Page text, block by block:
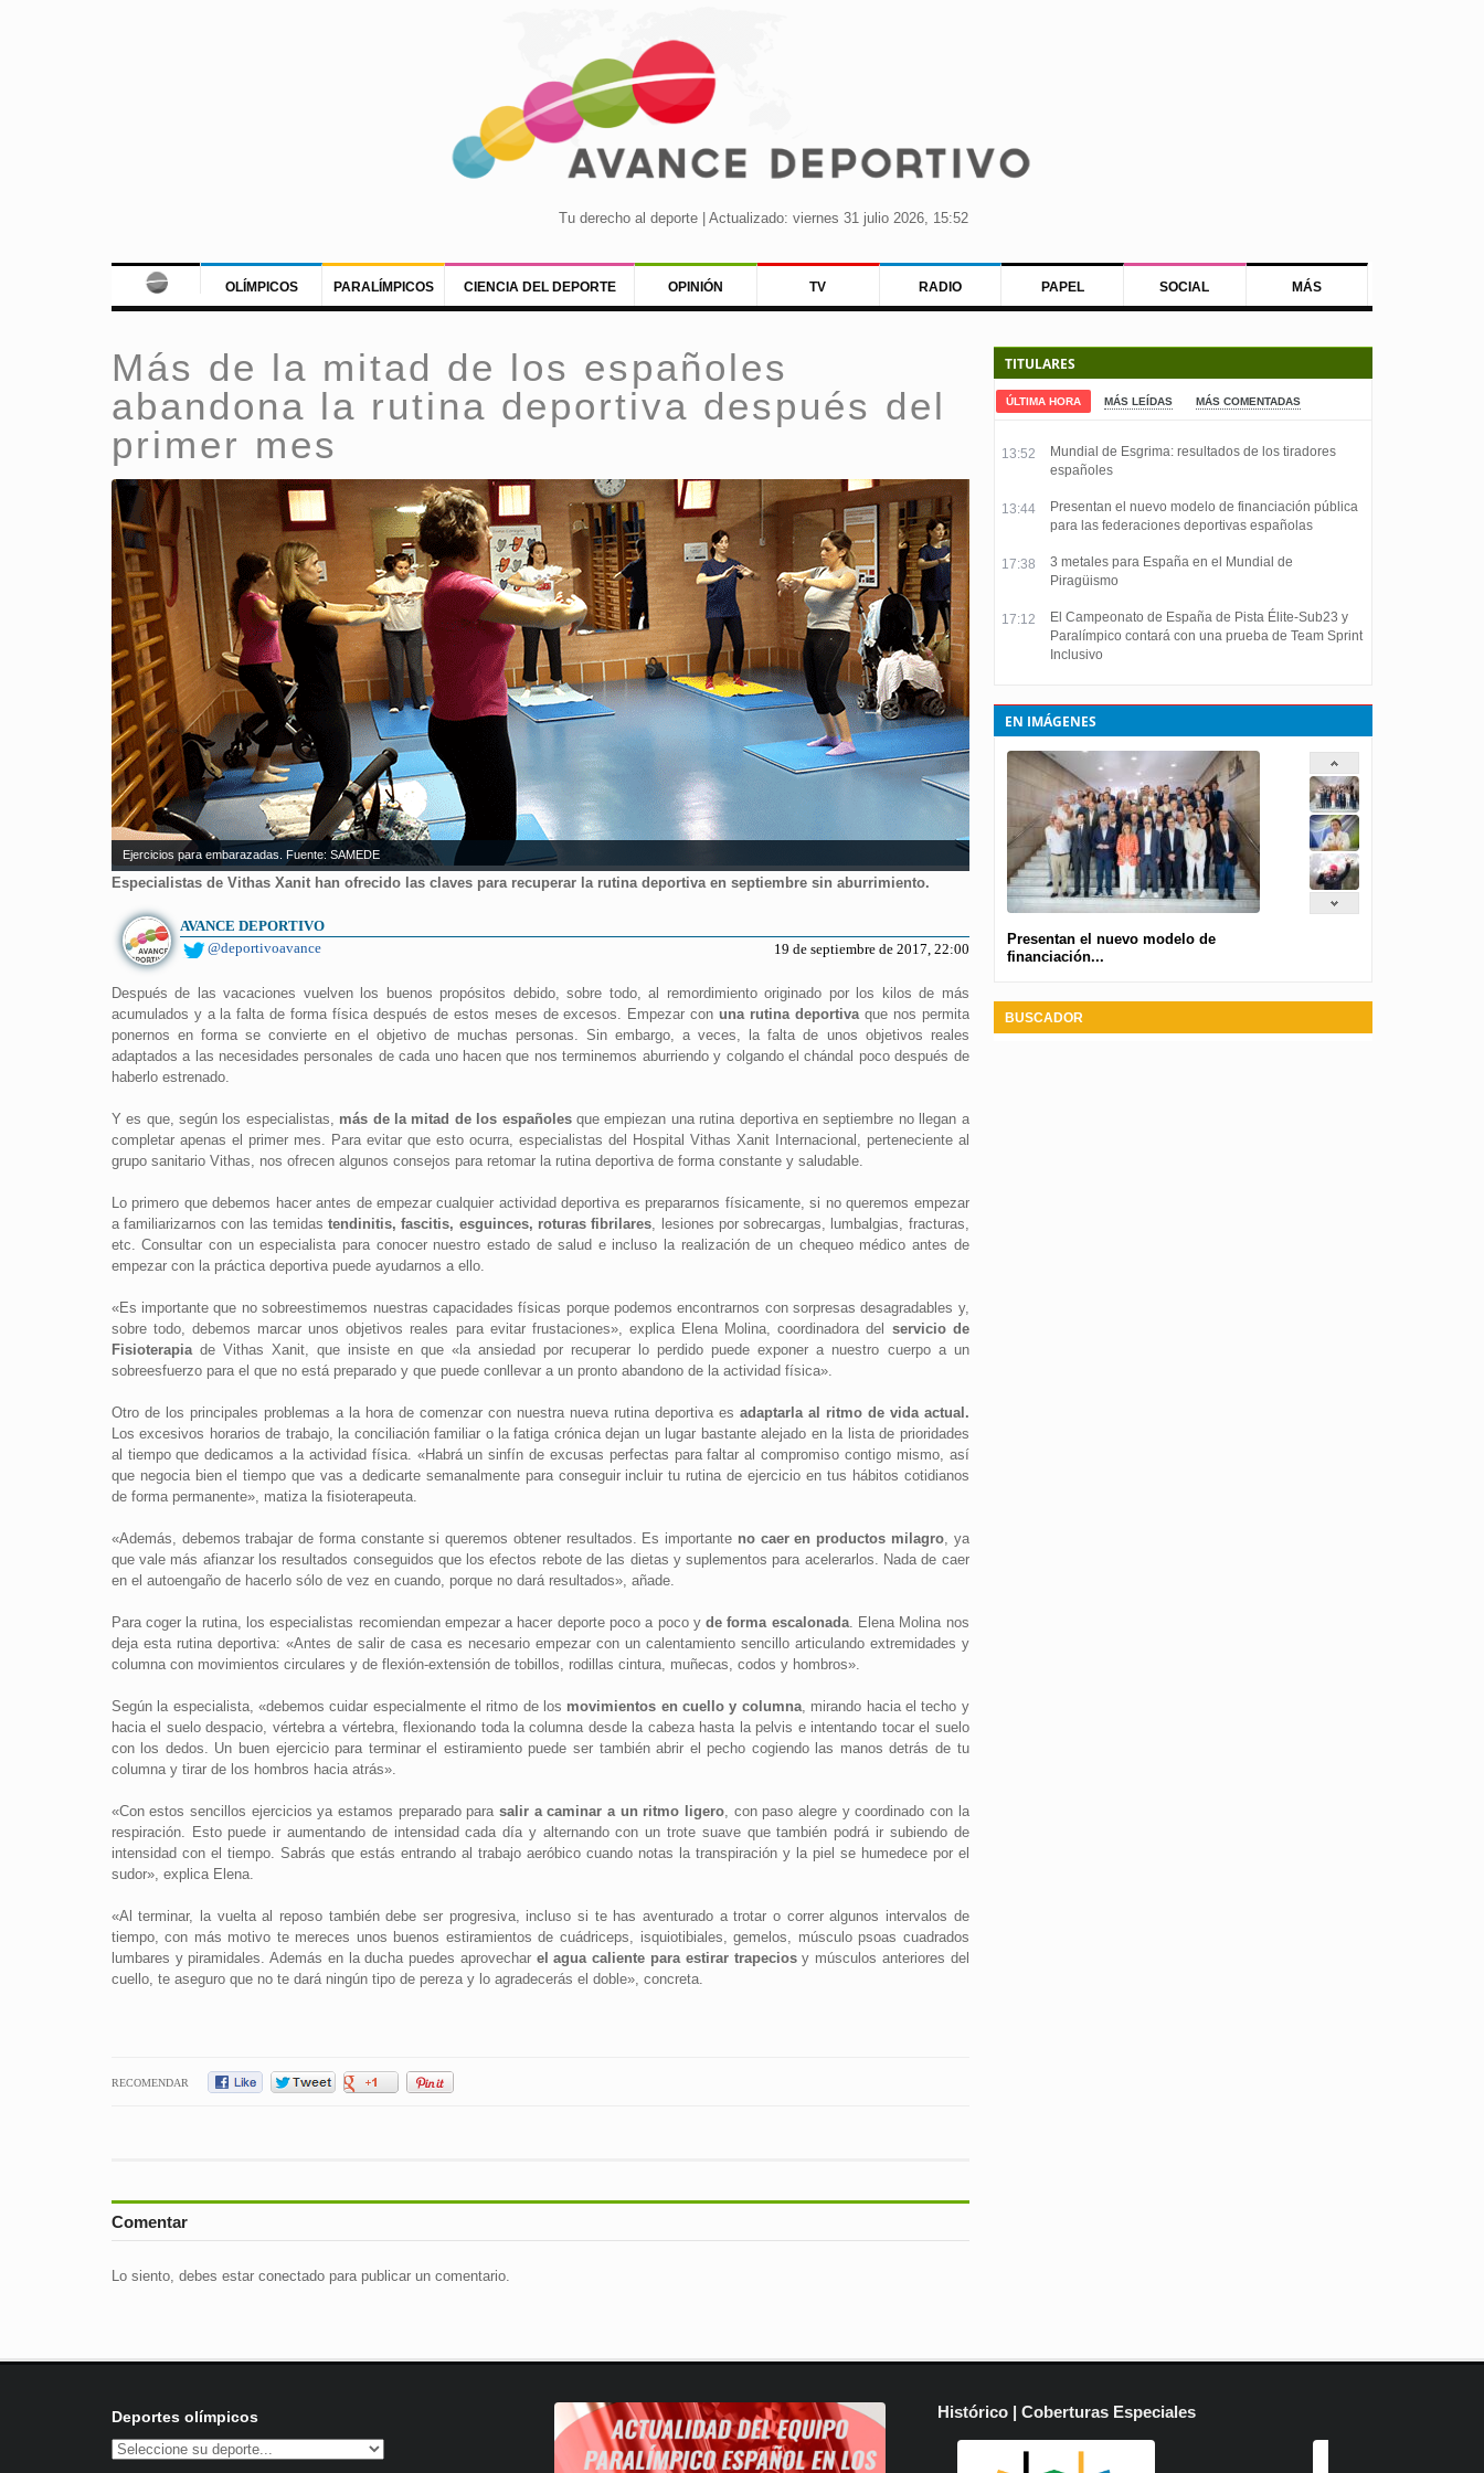
Tu derecho al deporte | Actualizado: viernes 31 julio 2026, 15:52
OLÍMPICOS PARALÍMPICOS CIENCIA DEL DEPORTE OPINIÓN TV RADIO PAPEL SOCIAL MÁS
Más de la mitad de los españoles
abandona la rutina deportiva después del
primer mes
Ejercicios para embarazadas. Fuente: SAMEDE
Especialistas de Vithas Xanit han ofrecido las claves para recuperar la rutina deportiva en septiembre sin aburrimiento.
AVANCE DEPORTIVO
@deportivoavance
19 de septiembre de 2017, 22:00
Después de las vacaciones vuelven los buenos propósitos debido, sobre todo, al remordimiento originado por los kilos de más
acumulados y a la falta de forma física después de estos meses de excesos. Empezar conuna rutina deportivaque nos permita
ponernos en forma se convierte en el objetivo de muchas personas. Sin embargo, a veces, la falta de unos objetivos reales
adaptados a las necesidades personales de cada uno hacen que nos terminemos aburriendo y colgando el chándal poco después de
haberlo estrenado.
Y es que, según los especialistas, más de la mitad de los españolesque empiezan una rutina deportiva en septiembre no llegan a
completar apenas el primer mes. Para evitar que esto ocurra, especialistas del Hospital Vithas Xanit Internacional, perteneciente al
grupo sanitario Vithas, nos ofrecen algunos consejos para retomar la rutina deportiva de forma constante y saludable.
Lo primero que debemos hacer antes de empezar cualquier actividad deportiva es prepararnos físicamente, si no queremos empezar
a familiarizarnos con las temidastendinitis, fascitis, esguinces, roturas fibrilares, lesiones por sobrecargas, lumbalgias, fracturas,
etc. Consultar con un especialista para conocer nuestro estado de salud e incluso la realización de un chequeo médico antes de
empezar con la práctica deportiva puede ayudarnos a ello.
«Es importante que no sobreestimemos nuestras capacidades físicas porque podemos encontrarnos con sorpresas desagradables y,
sobre todo, debemos marcar unos objetivos reales para evitar frustaciones», explica Elena Molina, coordinadora del servicio de
Fisioterapiade Vithas Xanit, que insiste en que «la ansiedad por recuperar lo perdido puede exponer a nuestro cuerpo a un
sobreesfuerzo para el que no está preparado y que puede conllevar a un pronto abandono de la actividad física».
Otro de los principales problemas a la hora de comenzar con nuestra nueva rutina deportiva es adaptarla al ritmo de vida actual.
Los excesivos horarios de trabajo, la conciliación familiar o la fatiga crónica dejan un lugar bastante alejado en la lista de prioridades
al tiempo que dedicamos a la actividad física. «Habrá un sinfín de excusas perfectas para faltar al compromiso contigo mismo, así
que negocia bien el tiempo que vas a dedicarte semanalmente para conseguir incluir tu rutina de ejercicio en tus hábitos cotidianos
de forma permanente», matiza la fisioterapeuta.
«Además, debemos trabajar de forma constante si queremos obtener resultados. Es importante no caer en productos milagro, ya
que vale más afianzar los resultados conseguidos que los efectos rebote de las dietas y suplementos para acelerarlos. Nada de caer
en el autoengaño de hacerlo sólo de vez en cuando, porque no dará resultados», añade.
Para coger la rutina, los especialistas recomiendan empezar a hacer deporte poco a poco yde forma escalonada. Elena Molina nos
deja esta rutina deportiva: «Antes de salir de casa es necesario empezar con un calentamiento sencillo articulando extremidades y
columna con movimientos circulares y de flexión-extensión de tobillos, rodillas cintura, muñecas, codos y hombros».
Según la especialista, «debemos cuidar especialmente el ritmo de los movimientos en cuello y columna, mirando hacia el techo y
hacia el suelo despacio, vértebra a vértebra, flexionando toda la columna desde la cabeza hasta la pelvis e intentando tocar el suelo
con los dedos. Un buen ejercicio para terminar el estiramiento puede ser también abrir el pecho cogiendo las manos detrás de tu
columna y tirar de los hombros hacia atrás».
«Con estos sencillos ejercicios ya estamos preparado parasalir a caminar a un ritmo ligero, con paso alegre y coordinado con la
respiración. Esto puede ir aumentando de intensidad cada día y alternando con un trote suave que también podrá ir subiendo de
intensidad con el tiempo. Sabrás que estás entrando al trabajo aeróbico cuando notas la transpiración y la piel se humedece por el
sudor», explica Elena.
«Al terminar, la vuelta al reposo también debe ser progresiva, incluso si te has aventurado a trotar o correr algunos intervalos de
tiempo, con más motivo te mereces unos buenos estiramientos de cuádriceps, isquiotibiales, gemelos, músculo psoas cuadrados
lumbares y piramidales. Además en la ducha puedes aprovechar el agua caliente para estirar trapeciosy músculos anteriores del
cuello, te aseguro que no te dará ningún tipo de pereza y lo agradecerás el doble», concreta.
RECOMENDAR
Comentar
Lo siento, debes estar conectadopara publicar un comentario.
TITULARES
ÚLTIMA HORA MÁS LEÍDAS MÁS COMENTADAS
13:52
Mundial de Esgrima: resultados de los tiradores
españoles
13:44
Presentan el nuevo modelo de financiación pública
para las federaciones deportivas españolas
17:38
3 metales para España en el Mundial de
Piragüismo
17:12
El Campeonato de España de Pista Élite-Sub23 y
Paralímpico contará con una prueba de Team Sprint
Inclusivo
EN IMÁGENES
Presentan el nuevo modelo de
financiación...
BUSCADOR
Deportes olímpicos Histórico | Coberturas Especiales